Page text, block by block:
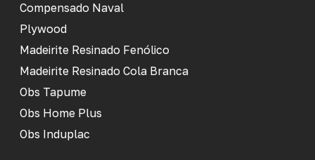
Compensado Naval
Plywood
Madeirite Resinado Fenólico
Madeirite Resinado Cola Branca
Obs Tapume
Obs Home Plus
Obs Induplac